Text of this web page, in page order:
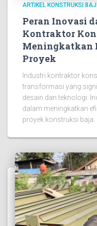
ARTIKEL KONSTRUKSI
Peran Inovasi
Kontraktor
Meningkatkan
Proyek
Industri kontraktor
transformasi yang
desain dan teknologi.
dalam meningkatkan
proyek konstruksi baja.